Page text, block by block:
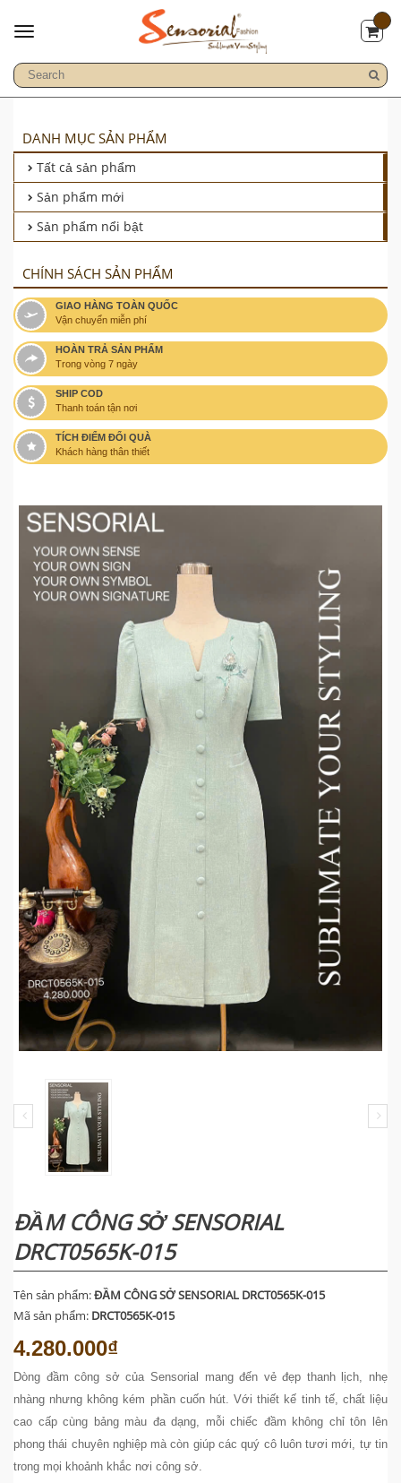
DANH MỤC SẢN PHẨM
Tất cả sản phẩm
Sản phẩm mới
Sản phẩm nổi bật
CHÍNH SÁCH SẢN PHẨM
GIAO HÀNG TOÀN QUỐC
Vận chuyển miễn phí
HOÀN TRẢ SẢN PHẨM
Trong vòng 7 ngày
SHIP COD
Thanh toán tận nơi
TÍCH ĐIỂM ĐỔI QUÀ
Khách hàng thân thiết
ĐẦM CÔNG SỞ SENSORIAL
DRCT0565K-015
Tên sản phẩm:ĐẦM CÔNG SỞ SENSORIAL DRCT0565K-015
Mã sản phẩm: DRCT0565K-015
4.280.000₫
Dòng đầm công sở của Sensorial mang đến vẻ đẹp thanh lịch, nhẹ
nhàng nhưng không kém phần cuốn hút. Với thiết kế tinh tế, chất liệu
cao cấp cùng bảng màu đa dạng, mỗi chiếc đầm không chỉ tôn lên
phong thái chuyên nghiệp mà còn giúp các quý cô luôn tươi mới, tự tin
trong mọi khoảnh khắc nơi công sở.